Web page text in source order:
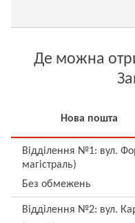
Де можна
Нова пошта
Відділення №1: вул.
магістраль)
Без обмежень
Відділення №2: вул.